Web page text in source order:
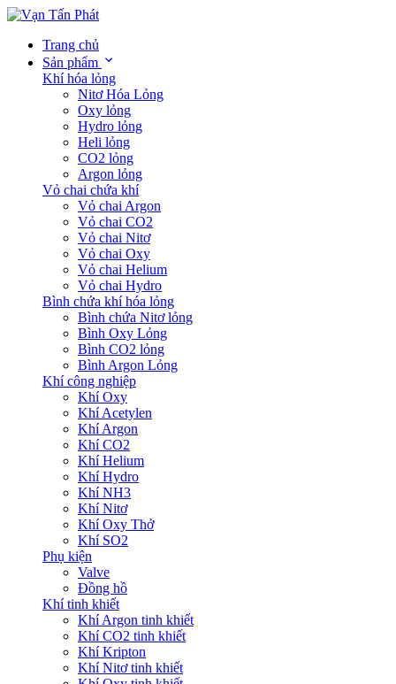
Trang chủ
Sản phẩm
Khí hóa lỏng
Nitơ Hóa Lỏng
Oxy lỏng
Hydro lỏng
Heli lỏng
CO2 lỏng
Argon lỏng
Vỏ chai chứa khí
Vỏ chai Argon
Vỏ chai CO2
Vỏ chai Nitơ
Vỏ chai Oxy
Vỏ chai Helium
Vỏ chai Hydro
Bình chứa khí hóa lỏng
Bình chứa Nitơ lỏng
Bình Oxy Lỏng
Bình CO2 lỏng
Bình Argon Lỏng
Khí công nghiệp
Khí Oxy
Khí Acetylen
Khí Argon
Khí CO2
Khí Helium
Khí Hydro
Khí NH3
Khí Nitơ
Khí Oxy Thở
Khí SO2
Phụ kiện
Valve
Đồng hồ
Khí tinh khiết
Khí Argon tinh khiết
Khí CO2 tinh khiết
Khí Kripton
Khí Nitơ tinh khiết